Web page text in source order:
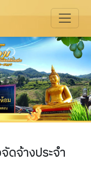
ดจ้างประจำ